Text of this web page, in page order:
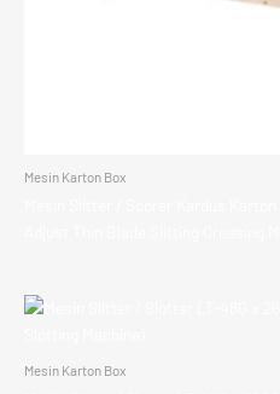
Mesin Karton Box
Mesin Karton Box